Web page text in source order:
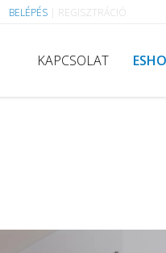
BELÉPÉS REGISZTRÁCIÓ
KAPCSOLAT